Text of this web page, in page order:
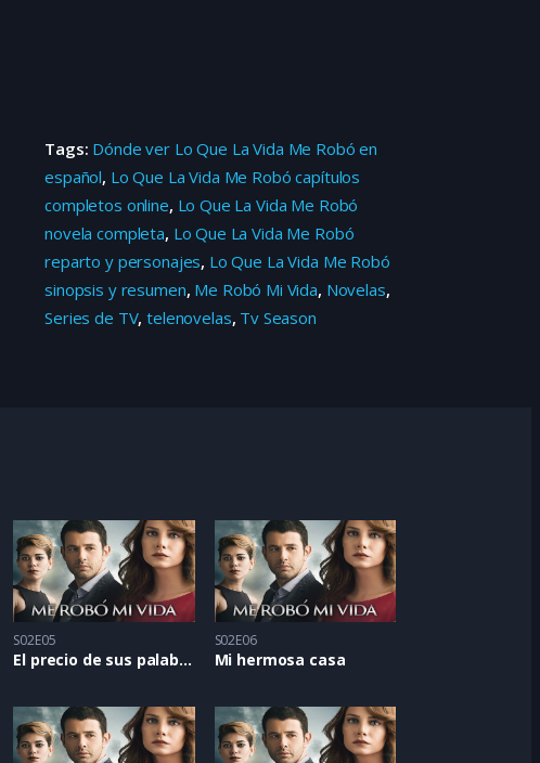
Tags: Dónde ver Lo Que La Vida Me Robó en
español, Lo Que La Vida Me Robó capítulos
completos online, Lo Que La Vida Me Robó
novela completa, Lo Que La Vida Me Robó
reparto y personajes, Lo Que La Vida Me Robó
sinopsis y resumen, Me Robó Mi Vida, Novelas,
Series de TV,telenovelas, Tv Season
S02E05
El precio de sus palabras
S02E06
Mi hermosa casa